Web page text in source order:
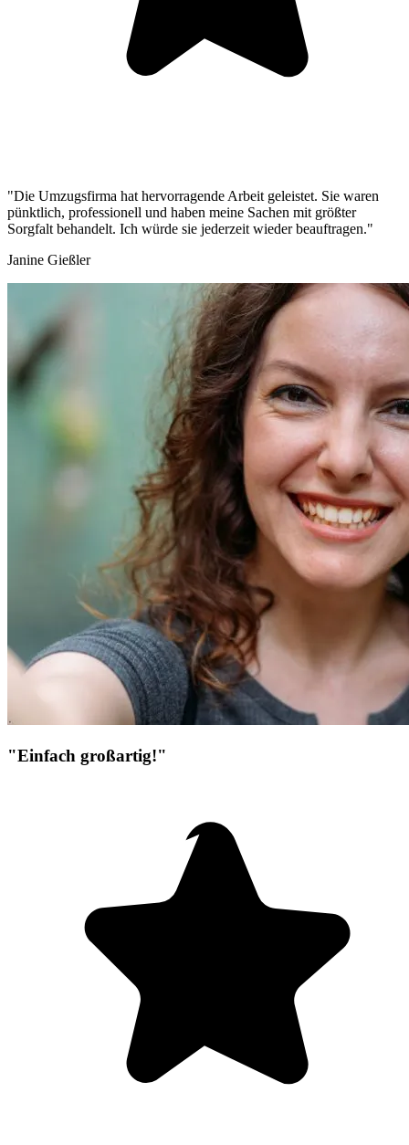
"Die Umzugsfirma hat hervorragende Arbeit geleistet. Sie waren
pünktlich, professionell und haben meine Sachen mit größter
Sorgfalt behandelt. Ich würde sie jederzeit wieder beauftragen."
Janine Gießler
"Einfach großartig!"